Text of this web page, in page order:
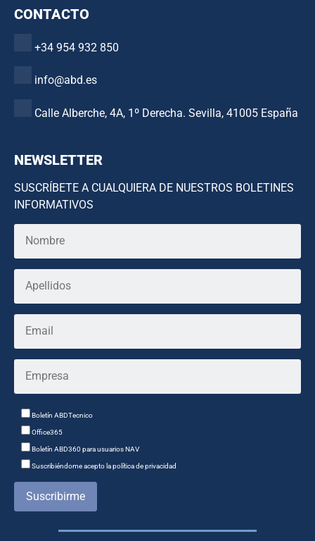
CONTACTO
+34 954 932 850
info@abd.es
Calle Alberche, 4A, 1º Derecha. Sevilla, 41005 España
NEWSLETTER
SUSCRÍBETE A CUALQUIERA DE NUESTROS BOLETINES
INFORMATIVOS
Boletín ABDTecnico
Office365
Boletín ABD360 para usuarios NAV
Suscribiéndome acepto la política de privacidad
Suscribirme